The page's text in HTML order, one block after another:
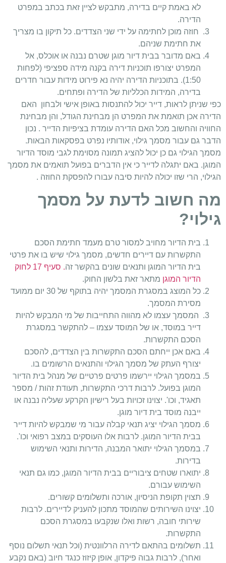
לא באמת קיים בדירה, מתבקש לציין זאת בכתב במפרט
הדירה.
חוזה מוכן לחתימה על ידי שני הצדדים. כל תיקון בו מצריך
את חתימת שניהם.
באם מדובר בבית דיור מוגן שטרם נבנה או אוכלס, אל
המפרט יצורפו תוכניות דירה בקנה מידה ספציפי (לפחות
1:50). בתוכניות הדירה יהיה נא פירוט מידות עבור חדרים
בדירה, המידות הכלליות של הדירה ופתחים.
כפי שניתן לראות, דייר יכול להתנסות באופן אישי ולבחון האם
הדירה אכן תואמת את המפרט הן מבחינת הגודל, והן מבחינת
החוויה והחשוב מכל האם הדירה עומדת בציפיות הדייר . נכון
הדבר גם עבור מסמך גילוי, אודותיו נפרט בפסקאות הבאות.
מסמך הגילוי גם כן יכול להציג תמונה מסוימת לגבי מוסד הדיור
המוגן. באם יתגלה לדייר כי אין הדברים בפועל תואמים את מסמך
הגילוי, הרי שזו יכולה להיות סיבה עבורו להפסקת החוזה .
מה חשוב לדעת על מסמך
גילוי?
בית הדיור מחויב למסור טרם מעמד חתימת הסכם
התקשרות עם דיירים חדשים, מסמך גילוי שיש בו את פרטי
בית הדיור המוגן ותנאים שונים בהקשר זה
. סעיף 17 לחוק
הדיור המוגן מתאר זאת בלשון החוק.
כל המוצג במסגרת המסמך יהיה בתוקף של 30 יום ממועד
מסירת המסמך.
המסמך עצמו לא מהווה התחייבות של מי המבקש להיות
דייר במוסד, או של המוסד עצמו – להתקשר במסגרת
הסכם התקשרות.
באם אכן ייחתם הסכם התקשרות בין הצדדים, להסכם
יצורף העתק של מסמך הגילוי והתנאים הרשומים בו.
במסמך הגילוי יירשמו פרטים פרטיים של מנהל בית הדיור
המוגן בפועל. לרבות דרכי התקשרות, תעודת זהות / מספר
תאגיד, וכו'. יצוינו זכויות בעל רישיון הקרקע שעליה נבנה או
ייבנה מוסד בית דיור מוגן.
מסמך הגילוי יציג תנאי קבלה עבור מי שמבקש להיות דייר
בבית הדיור המוגן. לרבות אלו העוסקים במצב רפואי וכו'.
במסמך הגילוי יתואר המבנה, הדירות ותנאי השימוש
בדירות.
יתוארו שטחים ציבוריים בבית הדיור המוגן, כמו גם תנאי
השימוש עבורם.
תצוין תקופת הניסיון, אורכה ותשלומים קשורים.
יצוינו השירותים שהמוסד מתכון להעניק לדיירים. לרבות
שירותי חובה, רשות ואלו שנקבעו במסגרת הסכם
התקשרות.
תשלומים בהתאם לדירה הרלוונטית (וכל תנאי תשלום נוסף
ואחר), לרבות גבוה פיקדון, אופן קיזוז כנגד חיוב (באם נקבע